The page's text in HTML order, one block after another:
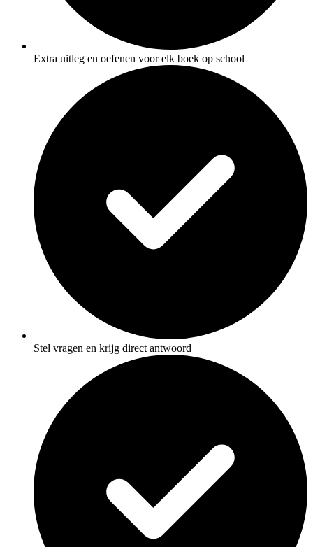
Extra uitleg en oefenen voor elk boek op school
Stel vragen en krijg direct antwoord